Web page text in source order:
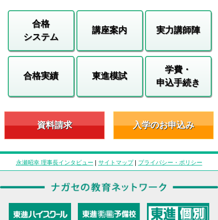
合格
システム
講座案内 実力講師陣
合格実績 東進模試
学費・
申込手続き
資料請求 入学のお申込み
永瀬昭幸 理事長インタビュー | サイトマップ| プライバシー・ポリシー